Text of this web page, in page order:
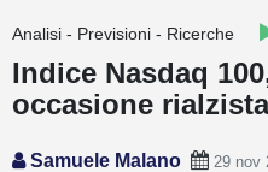
Quotazioni
Conto IG
Guru Monitor
Analisi - Previsioni - Ricerche
Indice Nasdaq
occasione rialzista
Samuele Malano 29 nov